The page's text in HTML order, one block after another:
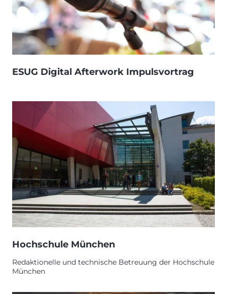
ESUG Digital Afterwork Impulsvortrag
Hochschule München
Redaktionelle und technische Betreuung der Hochschule
München